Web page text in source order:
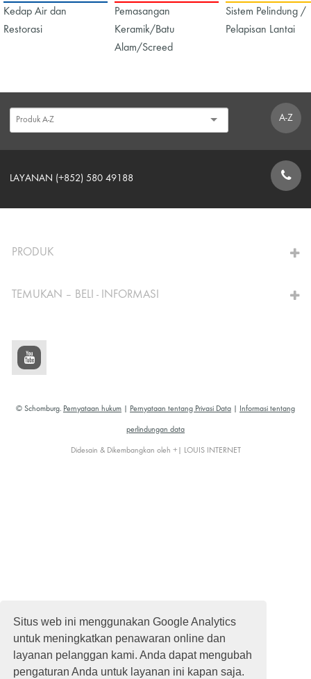
Situs web ini menggunakan Google Analytics
untuk meningkatkan penawaran online dan
layanan pelanggan kami. Anda dapat mengubah
pengaturan Anda untuk layanan ini kapan saja.
Kedap Air dan
Restorasi
Pemasangan
Keramik/Batu
Alam/Screed
Sistem Pelindung /
Pelapisan Lantai
A-Z
LAYANAN (+852) 580 49188
PRODUK
TEMUKAN – BELI - INFORMASI
© Schomburg. Pernyataan hukum Pernyataan tentang Privasi Data Informasi tentang
perlindungan data
Didesain & Dikembangkan oleh +| LOUIS INTERNET